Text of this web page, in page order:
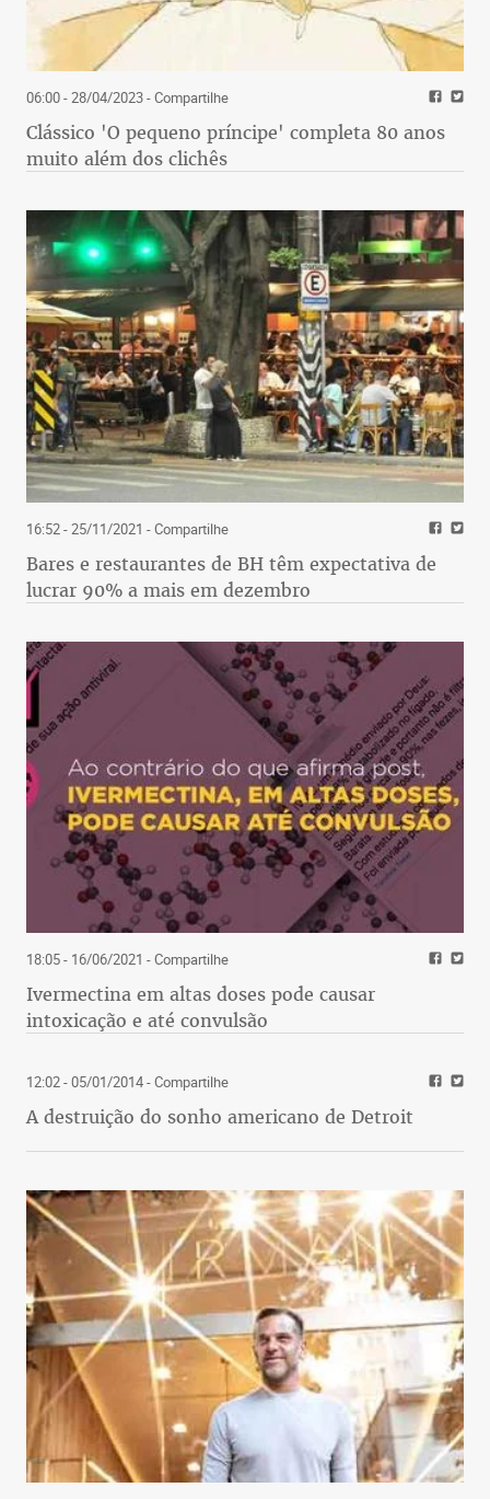
06:00 - 28/04/2023- Compartilhe
Clássico 'O pequeno príncipe' completa 80 anos
muito além dos clichês
16:52 - 25/11/2021 - Compartilhe
Bares e restaurantes de BH têm expectativa de
lucrar 90% a mais em dezembro
18:05 - 16/06/2021 - Compartilhe
Ivermectina em altas doses pode causar
intoxicação e até convulsão
12:02 - 05/01/2014- Compartilhe
A destruição do sonho americano de Detroit